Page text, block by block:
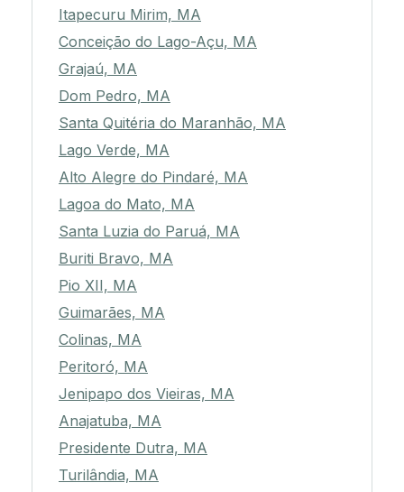
Itapecuru Mirim, MA
Conceição do Lago-Açu, MA
Grajaú, MA
Dom Pedro, MA
Santa Quitéria do Maranhão, MA
Lago Verde, MA
Alto Alegre do Pindaré, MA
Lagoa do Mato, MA
Santa Luzia do Paruá, MA
Buriti Bravo, MA
Pio XII, MA
Guimarães, MA
Colinas, MA
Peritoró, MA
Jenipapo dos Vieiras, MA
Anajatuba, MA
Presidente Dutra, MA
Turilândia, MA